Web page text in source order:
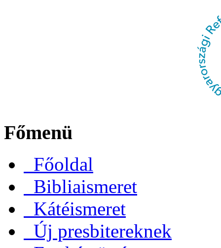
Főmenü
Főoldal
Bibliaismeret
Kátéismeret
Új presbitereknek